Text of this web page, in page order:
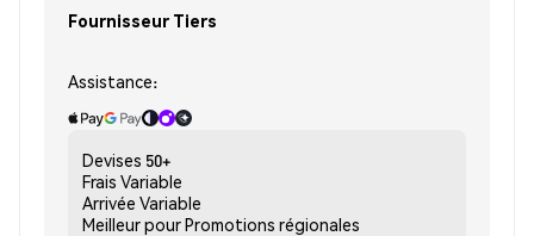
Fournisseur Tiers
Assistance:
Devises 50+
Frais Variable
Arrivée Variable
Meilleur pourPromotions régionales